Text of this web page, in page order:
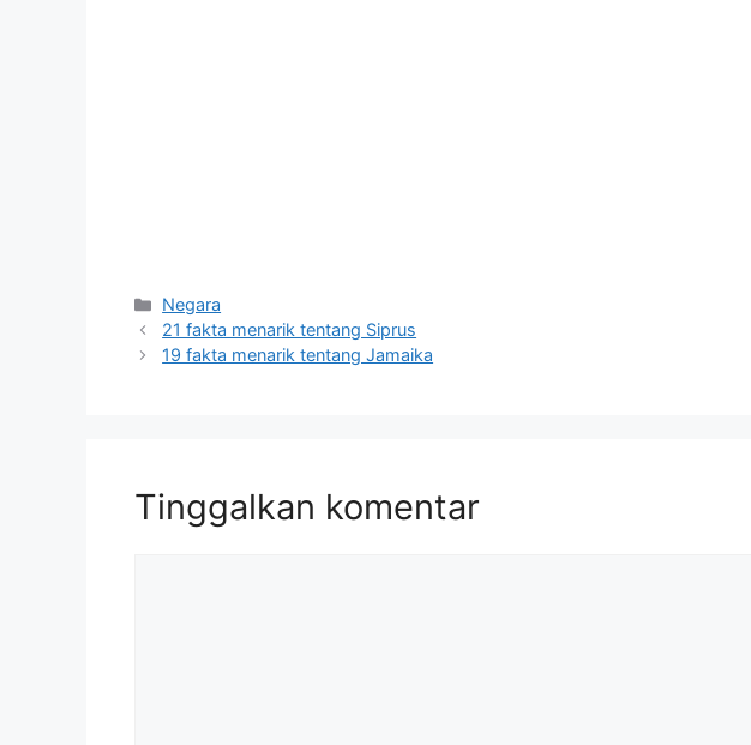
Kategori
Negara
21 fakta menarik tentang Siprus
19 fakta menarik tentang Jamaika
Tinggalkan komentar